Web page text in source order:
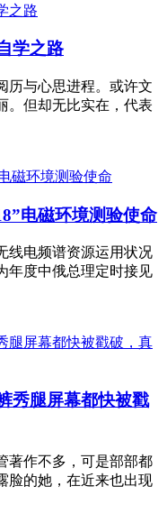
学之路
历与心思进程。或许文
。但却无比实在，代表
电磁环境测验使命
线电频谱资源运用状况
年度中俄总理定时接见
秀腿屏幕都快被戳
著作不多，可是部部都
脸的她，在近来也出现